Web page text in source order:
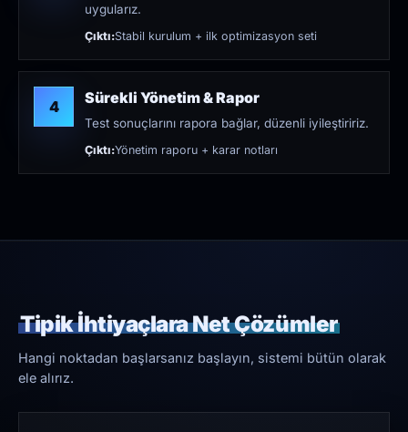
uygularız.
Çıktı:Stabil kurulum + ilk optimizasyon seti
4 Sürekli Yönetim & Rapor
Test sonuçlarını rapora bağlar, düzenli iyileştiririz.
Çıktı:Yönetim raporu + karar notları
Tipik İhtiyaçlara Net Çözümler
Hangi noktadan başlarsanız başlayın, sistemi bütün olarak
ele alırız.